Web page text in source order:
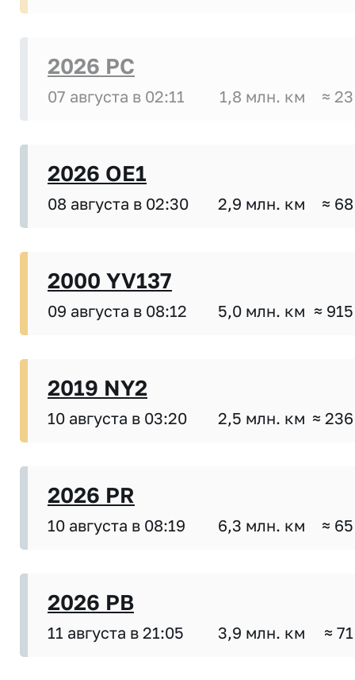
2026 PC
07 августа в 02:11 1,8 млн. км ≈
2026 OE1
08 августа в 02:30 2,9 млн. км ≈
2000 YV137
09 августа в 08:12 5,0 млн. км ≈
2019 NY2
10 августа в 03:20 2,5 млн. км ≈
2026 PR
10 августа в 08:19 6,3 млн. км ≈
2026 PB
11 августа в 21:05 3,9 млн. км ≈